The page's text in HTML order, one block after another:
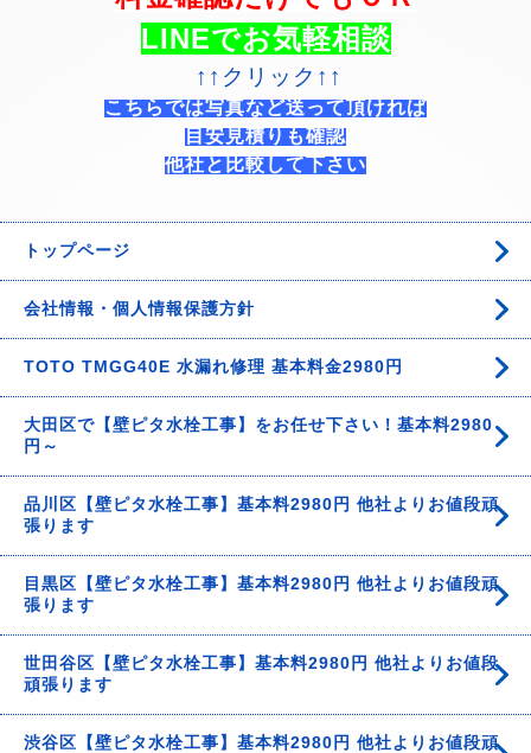
LINEでお気軽相談
↑↑クリック↑↑
こちらでは写真など送って頂ければ
目安見積りも確認
他社と比較して下さい
トップページ
会社情報・個人情報保護方針
TOTO TMGG40E 水漏れ修理 基本料金2980円
大田区で【壁ピタ水栓工事】をお任せ下さい！基本料2980
円～
品川区【壁ピタ水栓工事】基本料2980円 他社よりお値段頑
張ります
目黒区【壁ピタ水栓工事】基本料2980円 他社よりお値段頑
張ります
世田谷区【壁ピタ水栓工事】基本料2980円 他社よりお値段
頑張ります
渋谷区【壁ピタ水栓工事】基本料2980円 他社よりお値段頑